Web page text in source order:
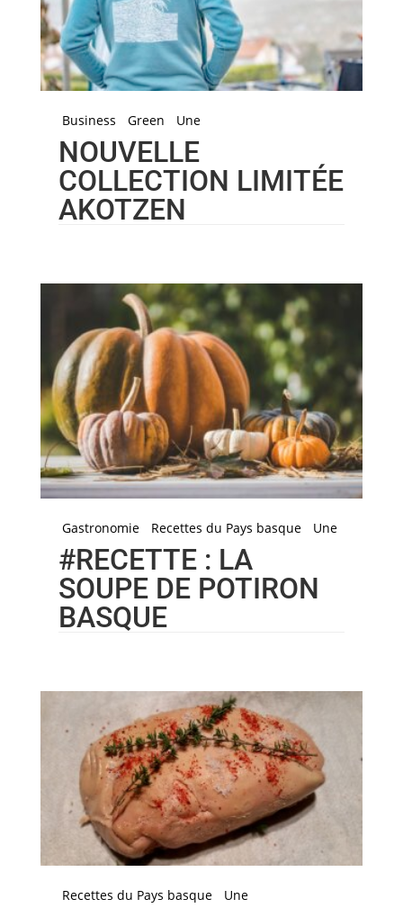
Business Green Une
NOUVELLE
COLLECTION LIMITÉE
AKOTZEN
Gastronomie Recettes du Pays basque Une
#RECETTE : LA
SOUPE DE POTIRON
BASQUE
Recettes du Pays basque Une